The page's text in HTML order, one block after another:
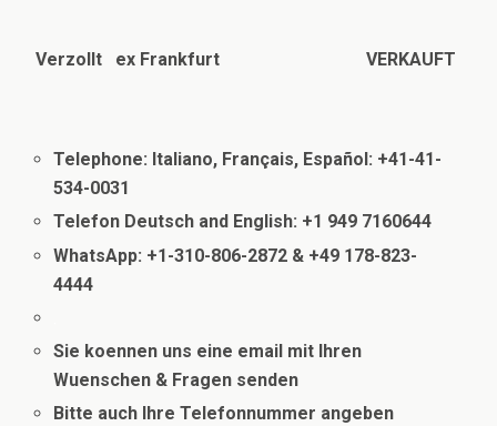
Verzollt ex Frankfurt VERKAUFT
Telephone: Italiano, Français, Español: +41-41-
534-0031
Telefon Deutsch and English: +1 949 7160644
WhatsApp: +1-310-806-2872 & +49 178-823-
4444
Sie koennen uns eine email mit Ihren
Wuenschen & Fragen senden
Bitte auch Ihre Telefonnummer angeben